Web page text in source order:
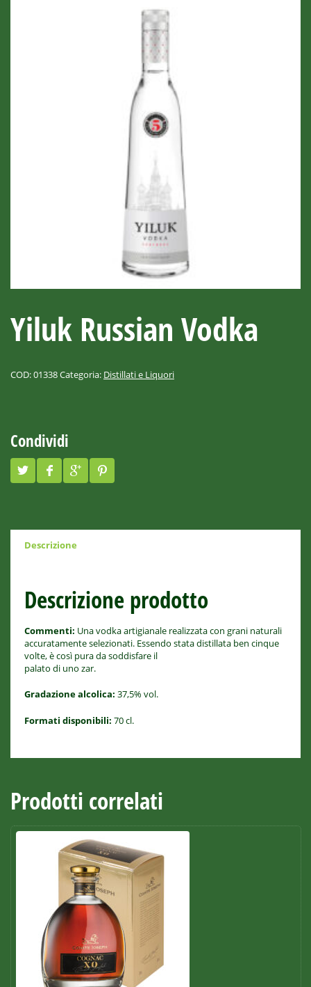
Yiluk Russian Vodka
COD:01338Categoria: Distillati e Liquori
Condividi
Descrizione
Descrizione prodotto
Commenti: Una vodka artigianale realizzata con grani naturali
accuratamente selezionati. Essendo stata distillata ben cinque
volte, è così pura da soddisfare il
palato di uno zar.
Gradazione alcolica: 37,5% vol.
Formati disponibili: 70 cl.
Prodotti correlati